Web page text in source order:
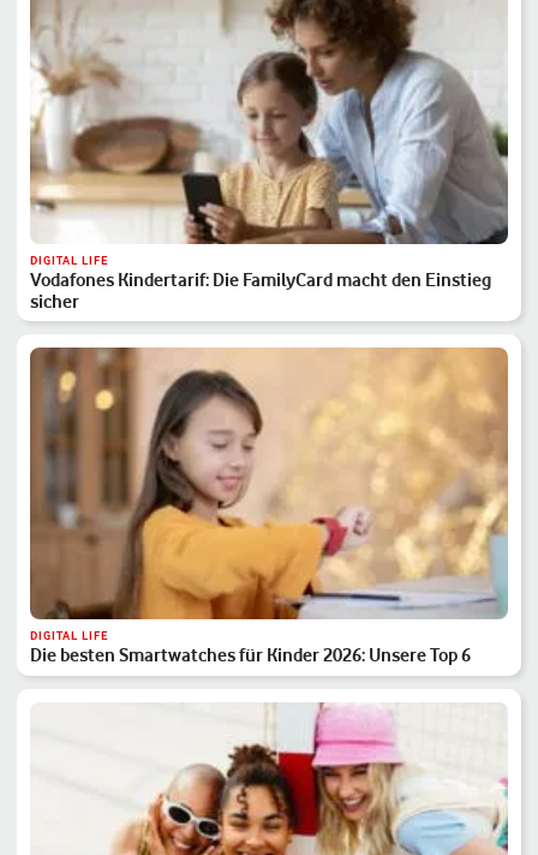
DIGITAL LIFE
Vodafones Kindertarif: Die FamilyCard macht den Einstieg
sicher
DIGITAL LIFE
Die besten Smartwatches für Kinder 2026: Unsere Top 6